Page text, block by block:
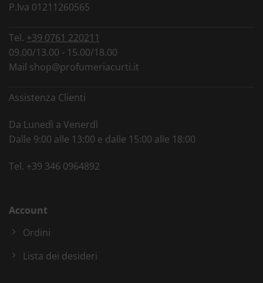
P.Iva 01211260565
Tel. +39 0761 220211
09.00/13.00 - 15.00/18.00
Mail shop@profumeriacurti.it
Assistenza Clienti
Da Lunedì a Venerdì
Dalle 9:00 alle 13:00 e dalle 15:00 alle 18:00
Tel. +39 346 0964892
Account
Ordini
Lista dei desideri